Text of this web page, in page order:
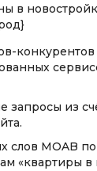
в
конкурентов
запросы из
слов MOAB
«квартиры в